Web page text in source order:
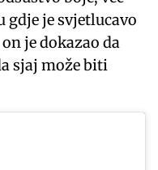
gdje je svjetlucavo
je dokazao da
sjaj može biti